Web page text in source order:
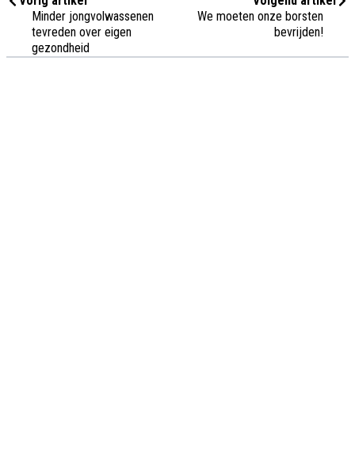
Minder jongvolwassenen
tevreden over eigen
gezondheid
We moeten onze borsten
bevrijden!